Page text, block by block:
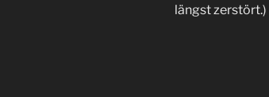
längst zerstört.)